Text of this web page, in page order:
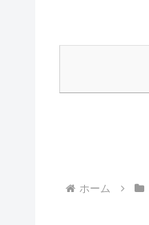
ホーム